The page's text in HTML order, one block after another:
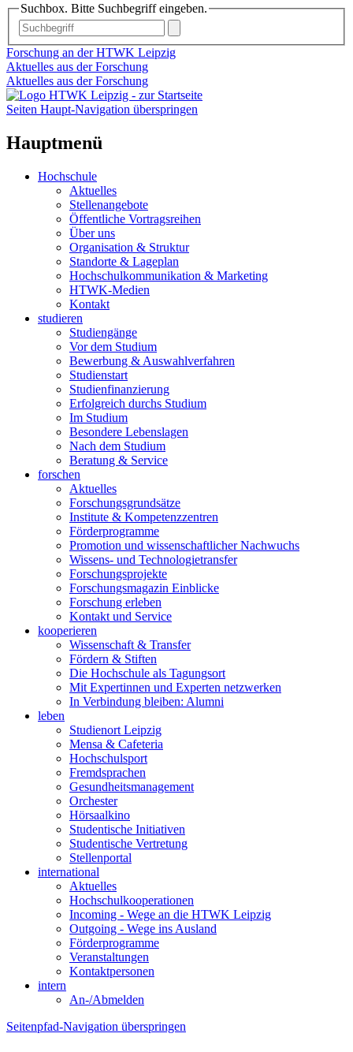
Suchbox. Bitte Suchbegriff eingeben.
Forschung an der HTWK Leipzig
Aktuelles aus der Forschung
Aktuelles aus der Forschung
Seiten Haupt-Navigation überspringen
Hauptmenü
Hochschule
Aktuelles
Stellenangebote
Öffentliche Vortragsreihen
Über uns
Organisation & Struktur
Standorte & Lageplan
Hochschulkommunikation & Marketing
HTWK-Medien
Kontakt
studieren
Studiengänge
Vor dem Studium
Bewerbung & Auswahlverfahren
Studienstart
Studienfinanzierung
Erfolgreich durchs Studium
Im Studium
Besondere Lebenslagen
Nach dem Studium
Beratung & Service
forschen
Aktuelles
Forschungsgrundsätze
Institute & Kompetenzzentren
Förderprogramme
Promotion und wissenschaftlicher Nachwuchs
Wissens- und Technologietransfer
Forschungsprojekte
Forschungsmagazin Einblicke
Forschung erleben
Kontakt und Service
kooperieren
Wissenschaft & Transfer
Fördern & Stiften
Die Hochschule als Tagungsort
Mit Expertinnen und Experten netzwerken
In Verbindung bleiben: Alumni
leben
Studienort Leipzig
Mensa & Cafeteria
Hochschulsport
Fremdsprachen
Gesundheitsmanagement
Orchester
Hörsaalkino
Studentische Initiativen
Studentische Vertretung
Stellenportal
international
Aktuelles
Hochschulkooperationen
Incoming - Wege an die HTWK Leipzig
Outgoing - Wege ins Ausland
Förderprogramme
Veranstaltungen
Kontaktpersonen
intern
An-/Abmelden
Seitenpfad-Navigation überspringen